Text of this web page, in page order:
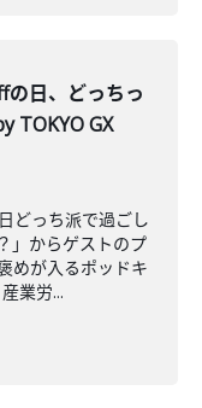
の日、どっちっ
TOKYO GX
どっち派で過ごし
」からゲストのプ
めが入るポッドキ
業労...